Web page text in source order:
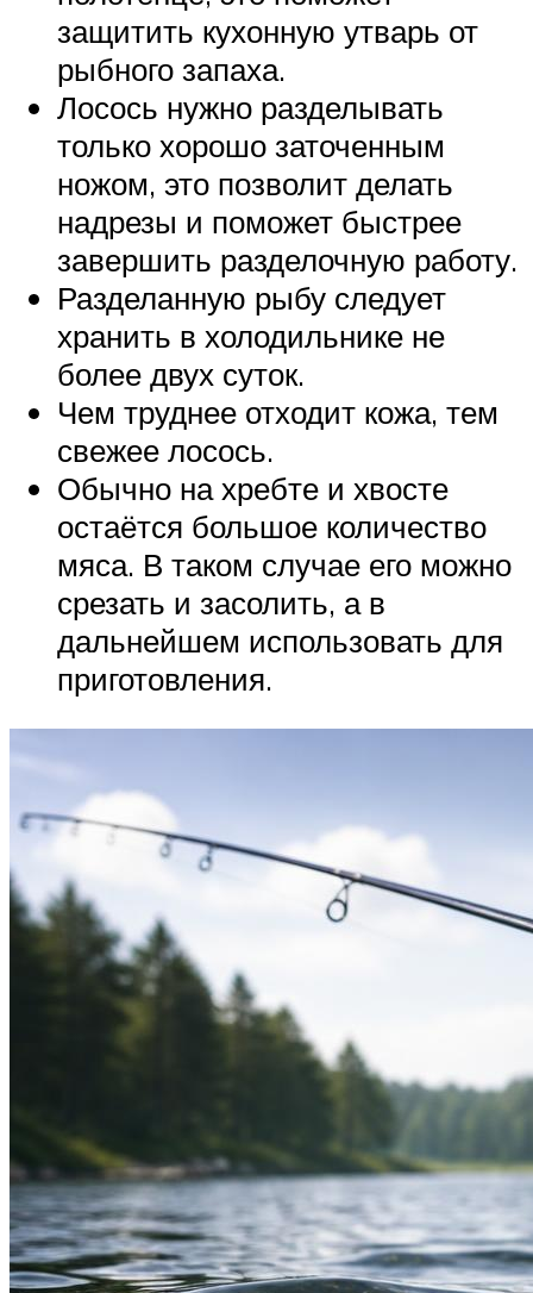
защитить кухонную утварь от
рыбного запаха.
Лосось нужно разделывать
только хорошо заточенным
ножом, это позволит делать
надрезы и поможет быстрее
завершить разделочную работу.
Разделанную рыбу следует
хранить в холодильнике не
более двух суток.
Чем труднее отходит кожа, тем
свежее лосось.
Обычно на хребте и хвосте
остаётся большое количество
мяса. В таком случае его можно
срезать и засолить, а в
дальнейшем использовать для
приготовления.